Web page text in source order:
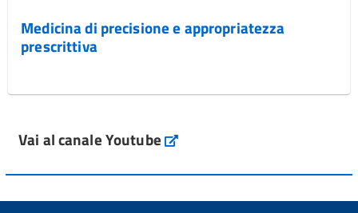
Medicina di precisione e appropriatezza
prescrittiva
Vai al canale Youtube